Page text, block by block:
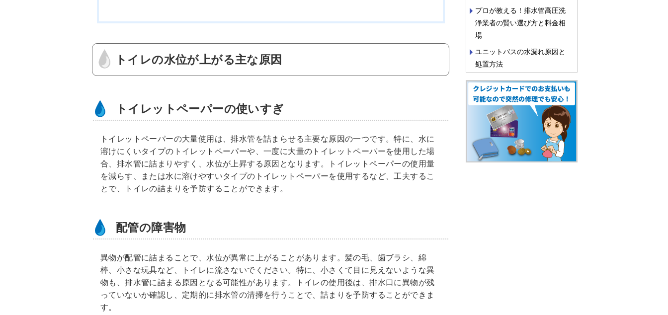
トイレの水位が上がる主な原因
トイレットペーパーの使いすぎ
トイレットペーパーの大量使用は、排水管を詰まらせる主要な原因の一つです。特に、水に
溶けにくいタイプのトイレットペーパーや、一度に大量のトイレットペーパーを使用した場
合、排水管に詰まりやすく、水位が上昇する原因となります。トイレットペーパーの使用量
を減らす、または水に溶けやすいタイプのトイレットペーパーを使用するなど、工夫するこ
とで、トイレの詰まりを予防することができます。
配管の障害物
異物が配管に詰まることで、水位が異常に上がることがあります。髪の毛、歯ブラシ、綿
棒、小さな玩具など、トイレに流さないでください。特に、小さくて目に見えないような異
物も、排水管に詰まる原因となる可能性があります。トイレの使用後は、排水口に異物が残
っていないか確認し、定期的に排水管の清掃を行うことで、詰まりを予防することができま
す。
プロが教える！排水管高圧洗
浄業者の賢い選び方と料金相
場
ユニットバスの水漏れ原因と
処置方法